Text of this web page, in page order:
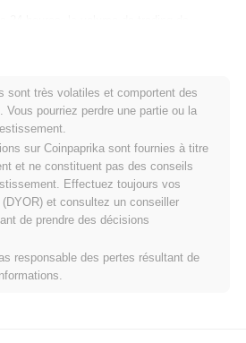
de la fourchette de prix de
: €0.776299
:€0.00
actuellement~0.23% en dessous de son
performe-t-il par rapport
plus large ?
jours, LunarSphinx a a gagné
crypto global qui a affiché un gain de
sont très volatiles et comportent des
Vous pourriez perdre une partie ou la
sur Coinpaprika sont fournies à titre
et ne constituent pas des conseils
Effectuez toujours vos
et consultez un conseiller
de prendre des décisions
responsable des pertes résultant de